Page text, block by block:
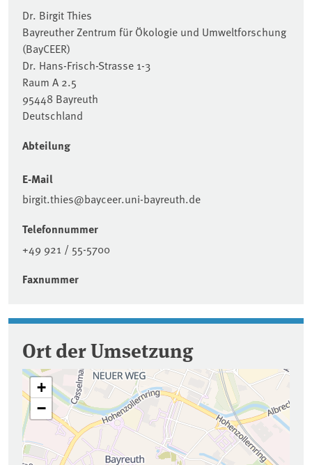
Dr. Birgit Thies
Bayreuther Zentrum für Ökologie und Umweltforschung
(BayCEER)
Dr. Hans-Frisch-Strasse 1-3
Raum A 2.5
95448 Bayreuth
Deutschland
Abteilung
E-Mail
birgit.thies@bayceer.uni-bayreuth.de
Telefonnummer
+49 921 / 55-5700
Faxnummer
Ort der Umsetzung
+
−